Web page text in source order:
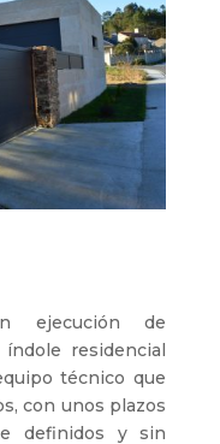
ejecución de
residencial
técnico que
con unos plazos
definidos y sin